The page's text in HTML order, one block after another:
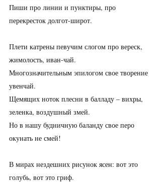
Пиши про линии и пунктиры, про
перекресток долгот-широт.
Плети катрены певучим слогом про вереск,
жимолость, иван-чай.
Многозначительным эпилогом свое творение
увенчай.
Щемящих ноток плесни в балладу – вихры,
зеленка, воздушный змей.
Но в нашу будничную баланду свое перо
окунать не смей!
В мирах нездешних рисунок ясен: вот это
голубь, вот это гриф.